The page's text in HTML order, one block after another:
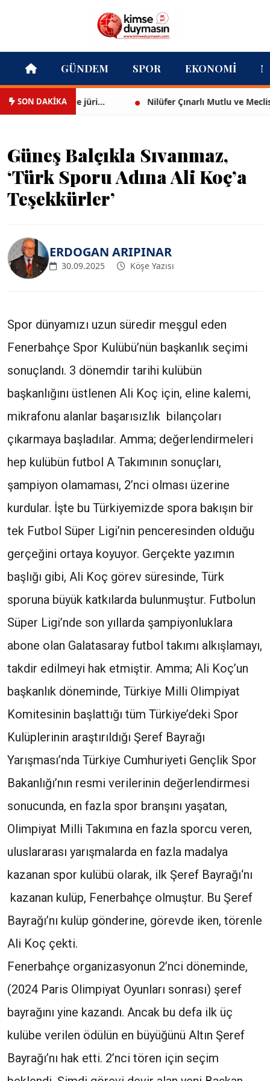
GÜNDEM SPOR EKONOMI
SON DAKİKA
Grammy'de jüri... Nilüfer Çınarlı Mutlu ve Meclis
Güneş Balçıkla Sıvanmaz,
‘Türk Sporu Adına Ali Koç’a
Teşekkürler’
ERDOGAN ARIPINAR
30.09.2025 Köşe Yazısı
Spor dünyamızı uzun süredir meşgul eden
Fenerbahçe Spor Kulübü’nün başkanlık seçimi
sonuçlandı. 3 dönemdir tarihi kulübün
başkanlığını üstlenen Ali Koç için, eline kalemi,
mikrafonu alanlar başarısızlık bilançoları
çıkarmaya başladılar. Amma; değerlendirmeleri
hep kulübün futbol A Takımının sonuçları,
şampiyon olamaması, 2’nci olması üzerine
kurdular. İşte bu Türkiyemizde spora bakışın bir
tek Futbol Süper Ligi’nin penceresinden olduğu
gerçeğini ortaya koyuyor. Gerçekte yazımın
başlığı gibi, Ali Koç görev süresinde, Türk
sporuna büyük katkılarda bulunmuştur. Futbolun
Süper Ligi’nde son yıllarda şampiyonluklara
abone olan Galatasaray futbol takımı alkışlamayı,
takdir edilmeyi hak etmiştir. Amma; Ali Koç’un
başkanlık döneminde, Türkiye Milli Olimpiyat
Komitesinin başlattığı tüm Türkiye’deki Spor
Kulüplerinin araştırıldığı Şeref Bayrağı
Yarışması’nda Türkiye Cumhuriyeti Gençlik Spor
Bakanlığı’nın resmi verilerinin değerlendirmesi
sonucunda, en fazla spor branşını yaşatan,
Olimpiyat Milli Takımına en fazla sporcu veren,
uluslararası yarışmalarda en fazla madalya
kazanan spor kulübü olarak, ilk Şeref Bayrağı‘nı
kazanan kulüp, Fenerbahçe olmuştur. Bu Şeref
Bayrağı’nı kulüp gönderine, görevde iken, törenle
Ali Koç çekti.
Fenerbahçe organizasyonun 2’nci döneminde,
(2024 Paris Olimpiyat Oyunları sonrası) şeref
bayrağını yine kazandı. Ancak bu defa ilk üç
kulübe verilen ödülün en büyüğünü Altın Şeref
Bayrağı’nı hak etti. 2’nci tören için seçim